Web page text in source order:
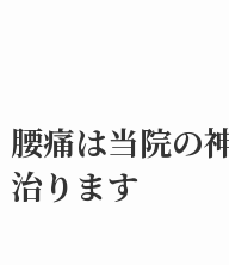
腰痛は当院の
治ります